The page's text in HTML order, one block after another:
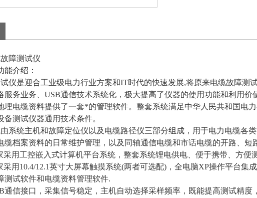
障测试仪
能介绍：
仪是迎合工业级电力行业方案和IT时代的快速发展,将原来电缆故障测
服务业务、USB通信技术系统化，极大提高了仪器的使用功能和利用
埋电缆资料提供了一套*的管理软件。整套系统满足中华人民共和国电
备测试仪器通用技术条件。
系统主机和故障定位仪以及电缆路径仪三部分组成，用于电力电缆各
缆档案资料的日常维护管理，以及同轴通信电缆和市话电缆的开路、短
用工控嵌入式计算机平台系统，整套系统锂电供电、便于携带、方便测
用10.4/12.1英寸大屏幕触摸系统(两者可选配)，全电脑XP操作平台集
测试软件和电缆资料管理软件.
信接口，采集信号稳定，主机自动选择采样频率，既能提高测试精度